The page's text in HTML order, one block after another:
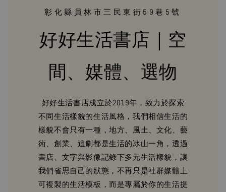
彰化縣員林市三民東街59巷5號
好好生活書店｜空
間、媒體、選物
好好生活書店成立於2019年，致力於探索
不同生活樣貌的生活風格，我們相信生活的
樣貌不會只有一種，地方、風土、文化、藝
術、創業、追劇都是生活的冰山一角，透過
書店、文字與影像記錄下多元生活樣貌，讓
我們省思自己的狀態，不再只是社群媒體上
可複製的生活模板，而是專屬於你的生活提